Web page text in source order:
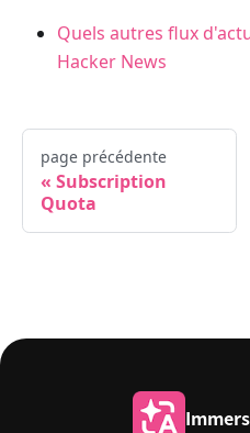
Quels autres flux
Hacker News
page précédente
Subscription
Quota